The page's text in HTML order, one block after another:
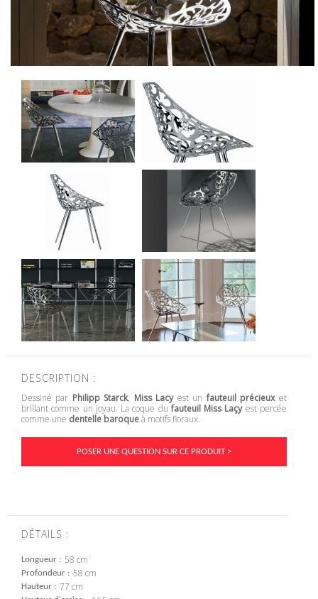
DESCRIPTION :
Dessiné par Philipp Starck, Miss Lacyest unfauteuil précieuxet
brillant comme un joyau. La coque dufauteuil Miss Laçyest percée
comme une dentelle baroqueà motifs floraux.
POSER UNE QUESTION SUR CE PRODUIT >
DÉTAILS :
Longueur 58 cm
Profondeur 58 cm
Hauteur 77 cm